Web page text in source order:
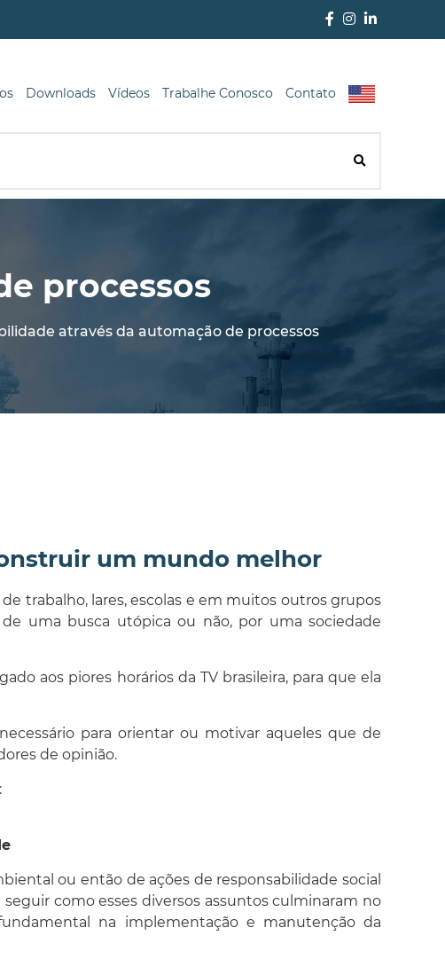
Downloads Vídeos Trabalhe Conosco Contato
processos
através da automação de processos
um mundo melhor
trabalho, lares, escolas e em muitos outros grupos
uma busca utópica ou não, por uma sociedade
aos piores horários da TV brasileira, para que ela
para orientar ou motivar aqueles que de
de opinião.
ou então de ações de responsabilidade social
como esses diversos assuntos culminaram no
na implementação e manutenção da